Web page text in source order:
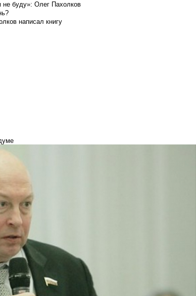
буду»: Олег Пахолков
написал книгу